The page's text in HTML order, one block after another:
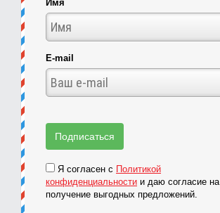
Имя
E-mail
Я согласен с Политикой
конфиденциальности и даю согласие на
получение выгодных предложений.